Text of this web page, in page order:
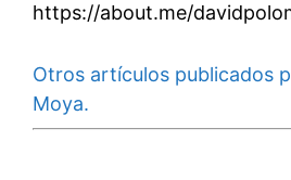
https://about.me/
Otros artículos publicados
Moya.